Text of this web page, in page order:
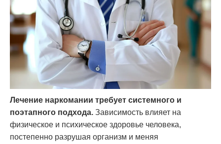
Лечение наркомании требует системного и
поэтапного подхода. Зависимость влияет на
физическое и психическое здоровье человека,
постепенно разрушая организм и меняя